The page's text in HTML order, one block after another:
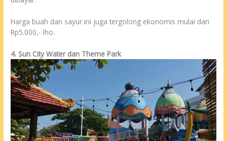
Harga buah dan sayur ini juga tergolong ekonomis mulai dari
Rp5.000,- lho.
4. Sun City Water dan Theme Park